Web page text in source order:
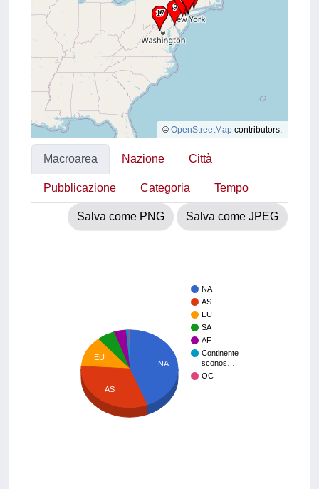
© OpenStreetMap contributors.
Macroarea Nazione Città
Pubblicazione Categoria Tempo
Salva come PNG Salva come JPEG
NA
AS
EU
SA
AF
Continente
sconos…
OC
NA
EU
AS